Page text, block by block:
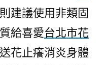
建議使用非類固
給喜愛台北市花
花止癢消炎身體